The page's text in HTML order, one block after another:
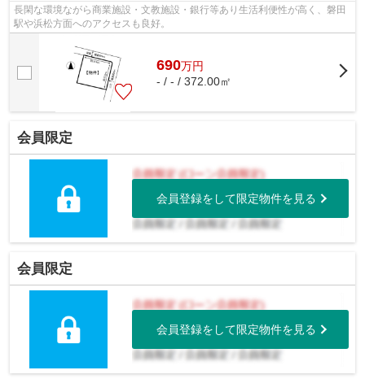
長閑な環境ながら商業施設・文教施設・銀行等あり生活利便性が高く、磐田
駅や浜松方面へのアクセスも良好。
690万円
- / - / 372.00㎡
会員限定
会員登録をして限定物件を見る
会員限定
会員登録をして限定物件を見る